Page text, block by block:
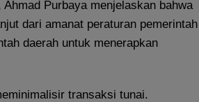
Purbaya menjelaskan bahwa
dari amanat peraturan pemerintah
daerah untuk menerapkan
transaksi tunai.